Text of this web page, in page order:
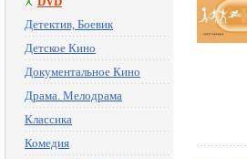
Детектив, Боевик
Детское Кино
Документальное Кино
Драма. Мелодрама
Классика
Комедия